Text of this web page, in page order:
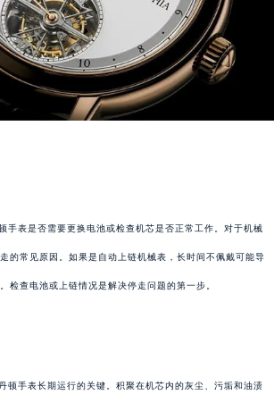
手表是否需要更换电池或检查机芯是否正常工作。对于机械
的常见原因。如果是自动上链机械表，长时间不佩戴可能导
检查电池或上链情况是解决停走问题的第一步。
顿手表长期运行的关键。积聚在机芯内的灰尘、污垢和油渍